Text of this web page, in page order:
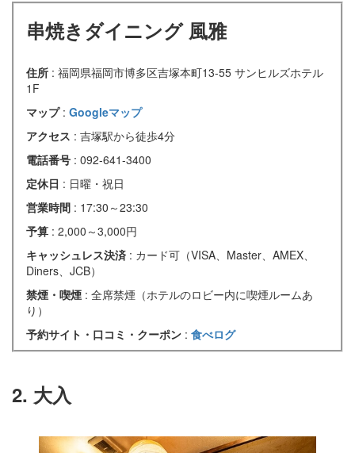
串焼きダイニング 風雅
住所 : 福岡県福岡市博多区吉塚本町13-55 サンヒルズホテル
1F
マップ : Googleマップ
アクセス : 吉塚駅から徒歩4分
電話番号 : 092-641-3400
定休日 : 日曜・祝日
営業時間 : 17:30～23:30
予算 : 2,000～3,000円
キャッシュレス決済 : カード可（VISA、Master、AMEX、
Diners、JCB）
禁煙・喫煙 : 全席禁煙（ホテルのロビー内に喫煙ルームあ
り）
予約サイト・口コミ・クーポン : 食べログ
2. 大入